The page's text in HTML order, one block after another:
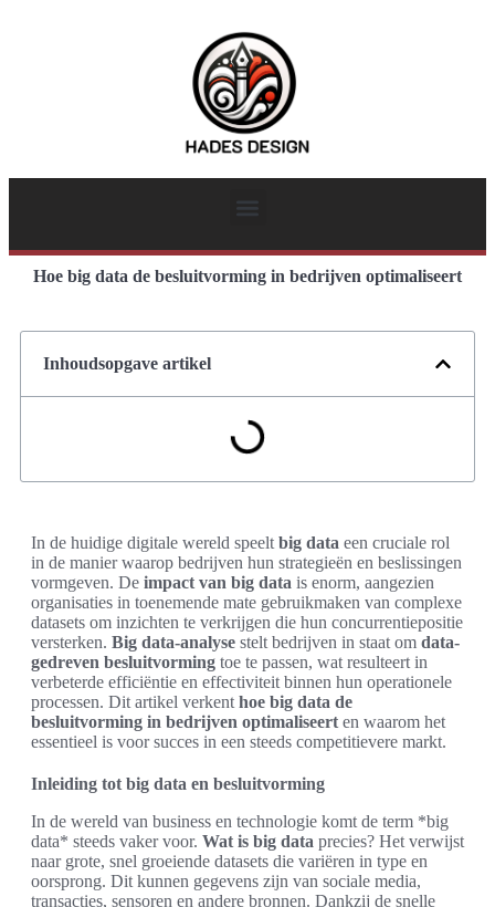
Hoe big data de besluitvorming in bedrijven optimaliseert
Inhoudsopgave artikel
In de huidige digitale wereld speelt big data een cruciale rol
in de manier waarop bedrijven hun strategieën en beslissingen
vormgeven. De impact van big data is enorm, aangezien
organisaties in toenemende mate gebruikmaken van complexe
datasets om inzichten te verkrijgen die hun concurrentiepositie
versterken. Big data-analyse stelt bedrijven in staat om data-
gedreven besluitvorming toe te passen, wat resulteert in
verbeterde efficiëntie en effectiviteit binnen hun operationele
processen. Dit artikel verkent hoe big data de
besluitvorming in bedrijven optimaliseert en waarom het
essentieel is voor succes in een steeds competitievere markt.
Inleiding tot big data en besluitvorming
In de wereld van business en technologie komt de term *big
data* steeds vaker voor. Wat is big data precies? Het verwijst
naar grote, snel groeiende datasets die variëren in type en
oorsprong. Dit kunnen gegevens zijn van sociale media,
transacties, sensoren en andere bronnen. Dankzij de snelle